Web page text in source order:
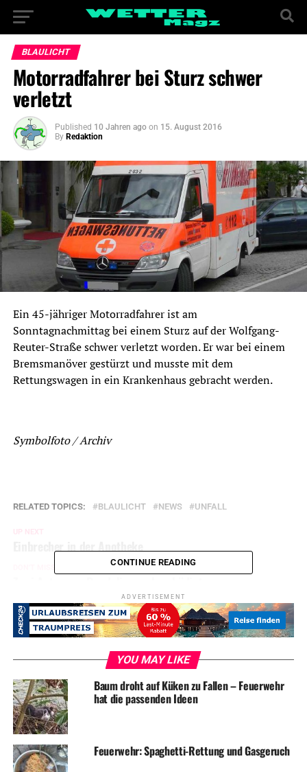
BLAULICHT
Motorradfahrer bei Sturz schwer
verletzt
Published 10 Jahren ago on 15. August 2016
By Redaktion
Ein 45-jähriger Motorradfahrer ist am
Sonntagnachmittag bei einem Sturz auf der Wolfgang-
Reuter-Straße schwer verletzt worden. Er war bei einem
Bremsmanöver gestürzt und musste mit dem
Rettungswagen in ein Krankenhaus gebracht werden.
Symbolfoto / Archiv
RELATED TOPICS: BLAULICHT NEWS UNFALL
UP NEXT
CONTINUE READING
ADVERTISEMENT
YOU MAY LIKE
Baum droht auf Küken zu Fallen – Feuerwehr
hat die passenden Ideen
Feuerwehr: Spaghetti-Rettung und Gasgeruch